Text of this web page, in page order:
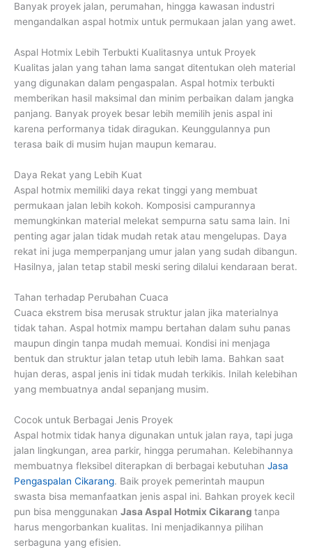
Banyak proyek jalan, perumahan, hingga kawasan industri
mengandalkan aspal hotmix untuk permukaan jalan yang awet.
Aspal Hotmix Lebih Terbukti Kualitasnya untuk Proyek
Kualitas jalan yang tahan lama sangat ditentukan oleh material
yang digunakan dalam pengaspalan. Aspal hotmix terbukti
memberikan hasil maksimal dan minim perbaikan dalam jangka
panjang. Banyak proyek besar lebih memilih jenis aspal ini
karena performanya tidak diragukan. Keunggulannya pun
terasa baik di musim hujan maupun kemarau.
Daya Rekat yang Lebih Kuat
Aspal hotmix memiliki daya rekat tinggi yang membuat
permukaan jalan lebih kokoh. Komposisi campurannya
memungkinkan material melekat sempurna satu sama lain. Ini
penting agar jalan tidak mudah retak atau mengelupas. Daya
rekat ini juga memperpanjang umur jalan yang sudah dibangun.
Hasilnya, jalan tetap stabil meski sering dilalui kendaraan berat.
Tahan terhadap Perubahan Cuaca
Cuaca ekstrem bisa merusak struktur jalan jika materialnya
tidak tahan. Aspal hotmix mampu bertahan dalam suhu panas
maupun dingin tanpa mudah memuai. Kondisi ini menjaga
bentuk dan struktur jalan tetap utuh lebih lama. Bahkan saat
hujan deras, aspal jenis ini tidak mudah terkikis. Inilah kelebihan
yang membuatnya andal sepanjang musim.
Cocok untuk Berbagai Jenis Proyek
Aspal hotmix tidak hanya digunakan untuk jalan raya, tapi juga
jalan lingkungan, area parkir, hingga perumahan. Kelebihannya
membuatnya fleksibel diterapkan di berbagai kebutuhan Jasa
Pengaspalan Cikarang. Baik proyek pemerintah maupun
swasta bisa memanfaatkan jenis aspal ini. Bahkan proyek kecil
pun bisa menggunakan Jasa Aspal Hotmix Cikarang tanpa
harus mengorbankan kualitas. Ini menjadikannya pilihan
serbaguna yang efisien.